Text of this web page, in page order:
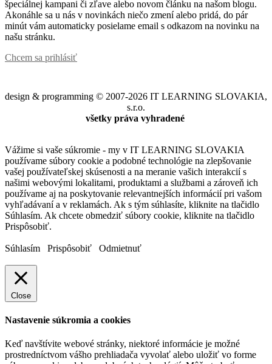
špeciálnej kampani či zľave alebo novom článku na našom blogu.
Akonáhle sa u nás v novinkách niečo zmení alebo pridá, do pár
minút vám automaticky posielame email s odkazom na novinku na
našu stránku.
Chcem sa prihlásiť
design & programming © 2007-2026 IT LEARNING SLOVAKIA,
s.r.o.
všetky práva vyhradené
Vážime si vaše súkromie - my v IT LEARNING SLOVAKIA
používame súbory cookie a podobné technológie na zlepšovanie
vašej používateľskej skúsenosti a na meranie vašich interakcií s
našimi webovými lokalitami, produktami a službami a zároveň ich
používame aj na poskytovanie relevantnejších informácií pri vašom
vyhľadávaní a v reklamách. Ak s tým súhlasíte, kliknite na tlačidlo
Súhlasím. Ak chcete obmedziť súbory cookie, kliknite na tlačidlo
Prispôsobiť.
Súhlasím Prispôsobiť Odmietnuť
Close
Nastavenie súkromia a cookies
Keď navštívite webové stránky, niektoré informácie je možné
prostredníctvom vášho prehliadača vyvolať alebo uložiť vo forme